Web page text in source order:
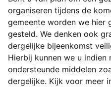
organiseren tijdens de
gemeente worden we hier
gesteld. We denken ook
dergelijke bijeenkomst
Hierbij kunnen we u
ondersteunde middelen
dergelijke. Kijk voor meer